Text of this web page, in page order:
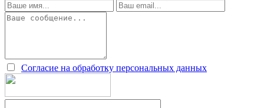
Согласие на обработку персональных данных